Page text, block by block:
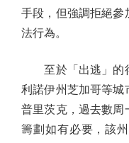
手段，但強調拒絕參
法行為。
至於「出逃」的
利諾伊州芝加哥等城
普里茨克，過去數周
籌劃如有必要，該